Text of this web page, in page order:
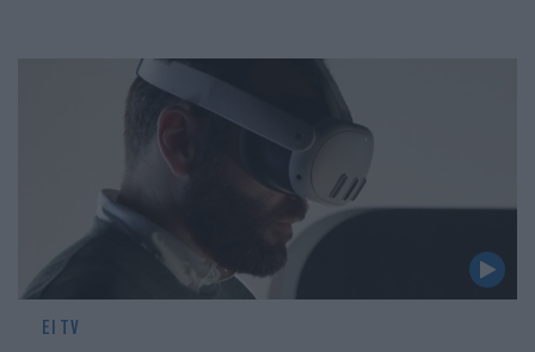
EI TV